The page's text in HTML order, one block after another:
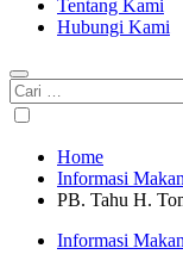
Tentang Kami
Hubungi Kami
Cari
untuk:
Home
Informasi
PB. Tahu H.
Informasi